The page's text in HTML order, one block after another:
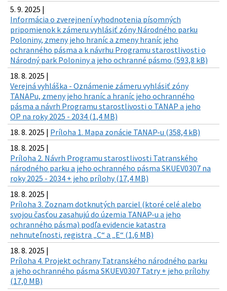
5. 9. 2025 |
Informácia o zverejnení vyhodnotenia písomných
pripomienok k zámeru vyhlásiť zóny Národného parku
Poloniny, zmeny jeho hraníc a zmeny hraníc jeho
ochranného pásma a k návrhu Programu starostlivosti o
Národný park Poloniny a jeho ochranné pásmo (593,8 kB)
18. 8. 2025 |
Verejná vyhláška - Oznámenie zámeru vyhlásiť zóny
TANAPu, zmeny jeho hraníc a hraníc jeho ochranného
pásma a návrh Programu starostlivosti o TANAP a jeho
OP na roky 2025 - 2034 (1,4 MB)
18. 8. 2025 | Príloha 1. Mapa zonácie TANAP-u (358,4 kB)
18. 8. 2025 |
Príloha 2. Návrh Programu starostlivosti Tatranského
národného parku a jeho ochranného pásma SKUEV0307 na
roky 2025 - 2034 + jeho prílohy (17,4 MB)
18. 8. 2025 |
Príloha 3. Zoznam dotknutých parciel (ktoré celé alebo
svojou časťou zasahujú do územia TANAP-u a jeho
ochranného pásma) podľa evidencie katastra
nehnuteľnosti, registra „C“ a „E“ (1,6 MB)
18. 8. 2025 |
Príloha 4. Projekt ochrany Tatranského národného parku
a jeho ochranného pásma SKUEV0307 Tatry + jeho prílohy
(17,0 MB)